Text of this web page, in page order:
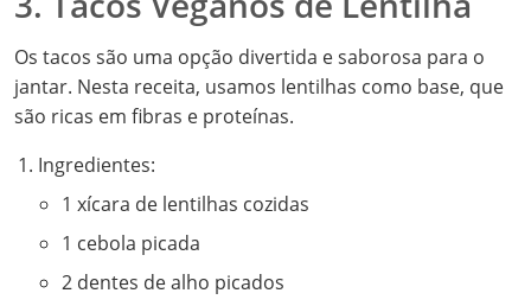
Os tacos são uma opção divertida e saborosa para o
jantar. Nesta receita, usamos lentilhas como base, que
são ricas em fibras e proteínas.
Ingredientes:
1 xícara de lentilhas cozidas
1 cebola picada
2 dentes de alho picados